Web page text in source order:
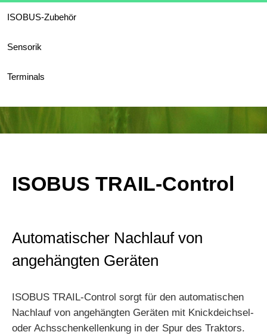
ISOBUS-Zubehör
Sensorik
Terminals
ISOBUS TRAIL-Control
Automatischer Nachlauf von
angehängten Geräten
ISOBUS TRAIL-Control sorgt für den automatischen
Nachlauf von angehängten Geräten mit Knickdeichsel-
oder Achsschenkellenkung in der Spur des Traktors.